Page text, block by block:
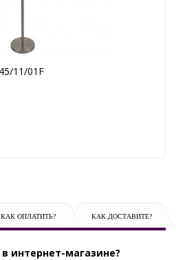
11/01F
КАК ОПЛАТИТЬ? КАК ДОСТАВИТЕ?
интернет-магазине?